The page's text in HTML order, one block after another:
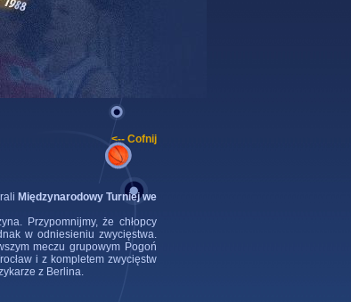
<-- Cofnij
Międzynarodowy Turniej we
Przypomnijmy, że chłopcy
w odniesieniu zwycięstwa.
meczu grupowym Pogoń
i z kompletem zwycięstw
z Berlina.